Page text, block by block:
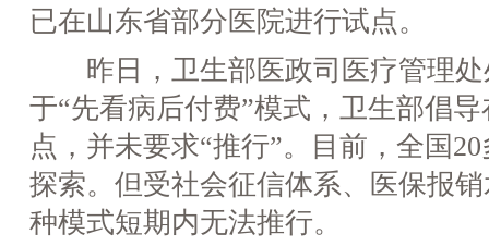
已在山东省部分医院进行试点。
昨日，卫生部医政司医疗管理处
于“先看病后付费”模式，卫生部倡
点，并未要求“推行”。目前，全国
探索。但受社会征信体系、医保报
种模式短期内无法推行。